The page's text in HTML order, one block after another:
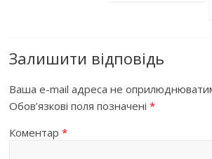
Залишити відповідь
Ваша e-mail адреса не
Обов’язкові поля позначені*
Коментар*